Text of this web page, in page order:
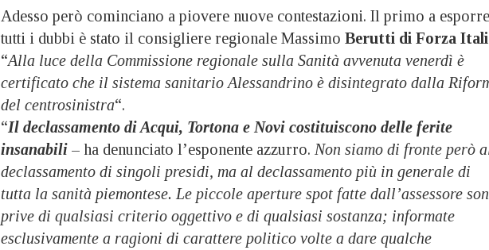
Adesso però cominciano a piovere nuove contestazioni. Il primo a esporre
tutti i dubbi è stato il consigliere regionale Massimo Berutti di Forza
“Alla luce della Commissione regionale sulla Sanità avvenuta venerdì è
certificato che il sistema sanitario Alessandrino è disintegrato dalla
del centrosinistra“.
“Il declassamento di Acqui, Tortona e Novi costituiscono delle ferite
insanabili – ha denunciato l’esponente azzurro. Non siamo di fronte però
declassamento di singoli presidi, ma al declassamento più in generale di
tutta la sanità piemontese. Le piccole aperture spot fatte dall’assessore
prive di qualsiasi criterio oggettivo e di qualsiasi sostanza; informate
esclusivamente a ragioni di carattere politico volte a dare qualche